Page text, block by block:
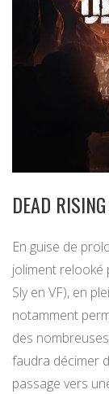
DEAD
En guise de
joliment relooké
Sly en VF), en
notamment
des
faudra décimer
passage vers